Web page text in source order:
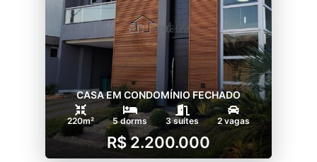
CASA EM CONDOMÍNIO FECHADO
220m² 5 dorms 3 suítes 2 vagas
R$ 2.200.000